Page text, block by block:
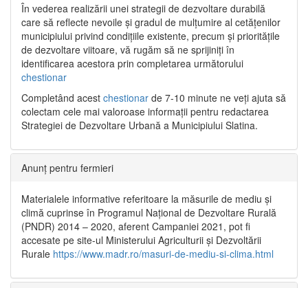
În vederea realizării unei strategii de dezvoltare durabilă
care să reflecte nevoile și gradul de mulțumire al cetățenilor
municipiului privind condițiile existente, precum și prioritățile
de dezvoltare viitoare, vă rugăm să ne sprijiniți în
identificarea acestora prin completarea următorului
chestionar
Completând acest chestionar de 7-10 minute ne veți ajuta să
colectam cele mai valoroase informații pentru redactarea
Strategiei de Dezvoltare Urbană a Municipiului Slatina.
Anunț pentru fermieri
Materialele informative referitoare la măsurile de mediu și
climă cuprinse în Programul Național de Dezvoltare Rurală
(PNDR) 2014 – 2020, aferent Campaniei 2021, pot fi
accesate pe site-ul Ministerului Agriculturii și Dezvoltării
Rurale https://www.madr.ro/masuri-de-mediu-si-clima.html